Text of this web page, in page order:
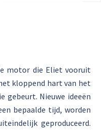
motor die Eliet vooruit
kloppend hart van het
gebeurt. Nieuwe ideeën
bepaalde tijd, worden
geproduceerd.